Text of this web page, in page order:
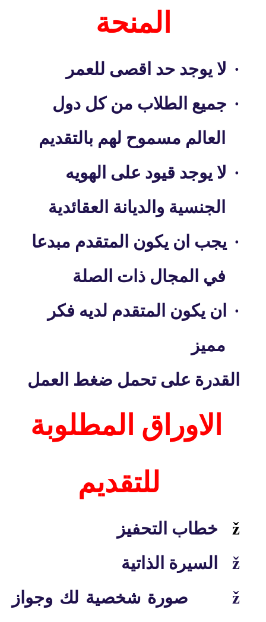
المنحة
· لا يوجد حد اقصى للعمر
· جميع الطلاب من كل دول
العالم مسموح لهم بالتقديم
· لا يوجد قيود على الهويه
الجنسية والديانة العقائدية
· يجب ان يكون المتقدم مبدعا
في المجال ذات الصلة
·
ان يكون المتقدم لديه فكر
مميز
القدرة على تحمل ضغط العمل
الاوراق المطلوبة
للتقديم
ž
خطاب التحفيز
ž
السيرة الذاتية
ž
صورة شخصية لك وجواز